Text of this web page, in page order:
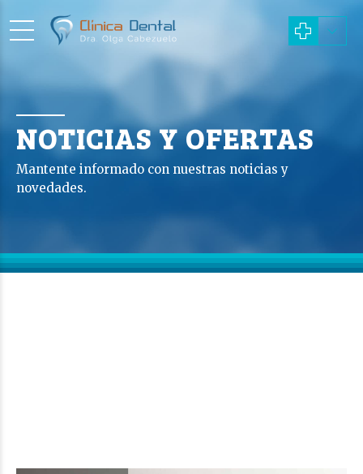
NOTICIAS Y OFERTAS
Mantente informado con nuestras noticias y
novedades.